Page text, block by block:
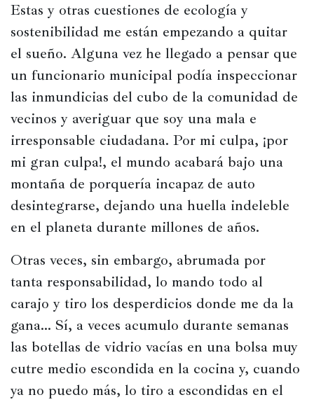
conciertos
y
danza
Radio,
podcasts,
TV,
Internet
Entretenimiento
Concursos
Viajes
y
lugares
Relatos
Estas y otras cuestiones de ecología y
sostenibilidad me están empezando a quitar
el sueño. Alguna vez he llegado a pensar que
un funcionario municipal podía inspeccionar
las inmundicias del cubo de la comunidad de
vecinos y averiguar que soy una mala e
irresponsable ciudadana. Por mi culpa, ¡por
mi gran culpa!, el mundo acabará bajo una
montaña de porquería incapaz de auto
desintegrarse, dejando una huella indeleble
en el planeta durante millones de años.
Otras veces, sin embargo, abrumada por
tanta responsabilidad, lo mando todo al
carajo y tiro los desperdicios donde me da la
gana… Sí, a veces acumulo durante semanas
las botellas de vidrio vacías en una bolsa muy
cutre medio escondida en la cocina y, cuando
ya no puedo más, lo tiro a escondidas en el